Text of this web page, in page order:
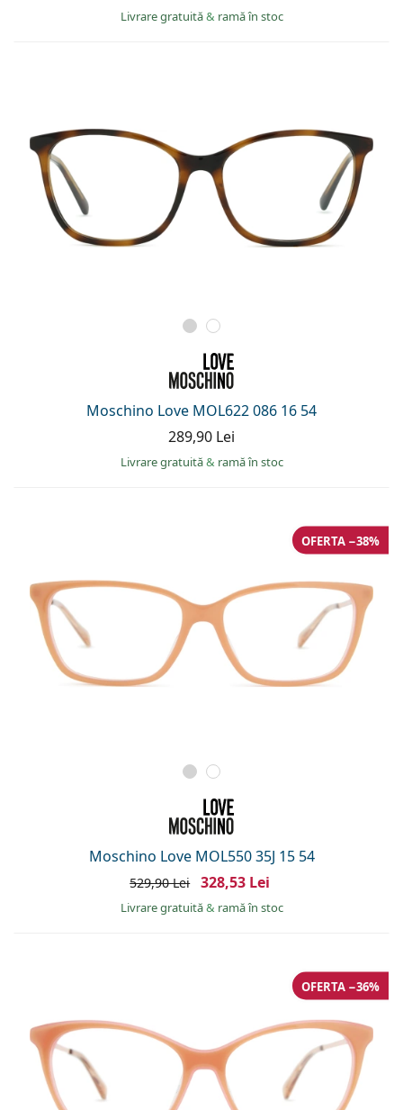
Livrare gratuită& ramă în stoc
Moschino Love MOL622 086 16 54
289,90 Lei
Livrare gratuită& ramă în stoc
Moschino Love MOL550 35J 15 54
OFERTA −38%
529,90 Lei 328,53 Lei
Livrare gratuită& ramă în stoc
OFERTA −36%